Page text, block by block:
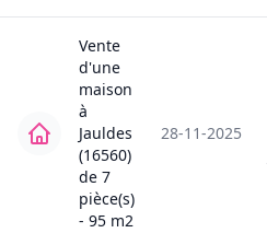
Vente
d'une
maison
à
Jauldes
(16560)
de 7
pièce(s)
- 95 m2
28-11-2025